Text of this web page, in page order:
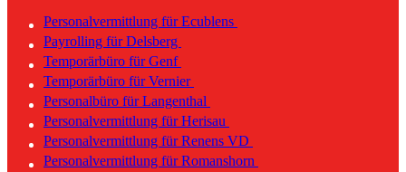
Personalvermittlung für Ecublens
Payrolling für Delsberg
Temporärbüro für Genf
Temporärbüro für Vernier
Personalbüro für Langenthal
Personalvermittlung für Herisau
Personalvermittlung für Renens VD
Personalvermittlung für Romanshorn